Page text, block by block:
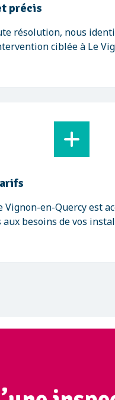
précis
résolution, nous
ciblée à Le
en-Quercy est
besoins de vos